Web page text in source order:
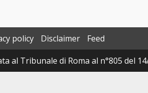
policy Disclaimer
Feed
al Tribunale di Roma al n°805 del